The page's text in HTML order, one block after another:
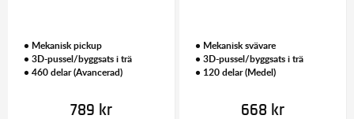
• Mekanisk pickup
• 3D-pussel/byggsats i trä
• 460 delar (Avancerad)
789 kr
• Mekanisk svävare
• 3D-pussel/byggsats i trä
• 120 delar (Medel)
668 kr